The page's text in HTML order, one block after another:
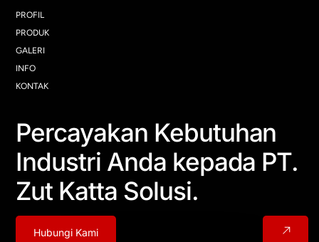
PROFIL
PRODUK
GALERI
INFO
KONTAK
Percayakan Kebutuhan
Industri Anda kepada PT.
Zut Katta Solusi.
Hubungi Kami